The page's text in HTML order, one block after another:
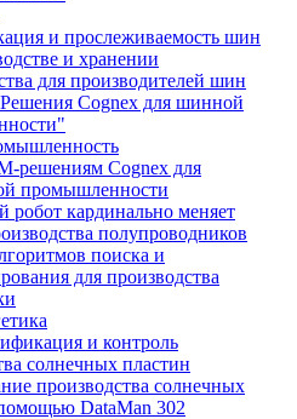
и прослеживаемость шин
и хранении
для производителей шин
Cognex для шинной
решениям Cognex для
промышленности
кардинально меняет
полупроводников
поиска и
для производства
и контроль
солнечных пластин
производства солнечных
DataMan 302